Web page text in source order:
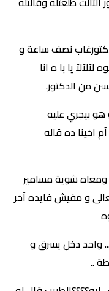
نصف ساعة و
يا با ه انا
من الدكتور.
هو بيجري عليه
اخينا ده قاله
شوية مسامير
و مفيش فايده آخر
..... واحد دخل يسرق و
..